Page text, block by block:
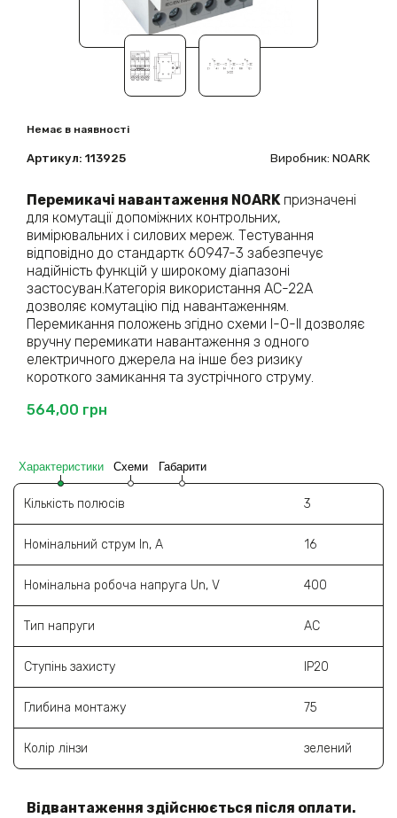
Немає в наявності
Артикул: 113925 Виробник: NOARK
Перемикачі навантаження NOARKпризначені
для комутації допоміжних контрольних,
вимірювальних і силових мереж. Тестування
відповідно до стандартк 60947-3 забезпечує
надійність функцій у широкому діапазоні
застосуван.Категорія використання АС-22А
дозволяє комутацію під навантаженням.
Перемикання положень згідно схеми І-О-ІІ дозволяє
вручну перемикати навантаження з одного
електричного джерела на інше без ризику
короткого замикання та зустрічного струму.
564,00 грн
Характеристики Схеми Габарити
Кількість полюсів 3
Номінальний струм In, А 16
Номінальна робоча напруга Un, V 400
Тип напруги АС
Ступінь захисту IP20
Глибина монтажу 75
Колір лінзи зелений
Відвантаження здійснюється після оплати.